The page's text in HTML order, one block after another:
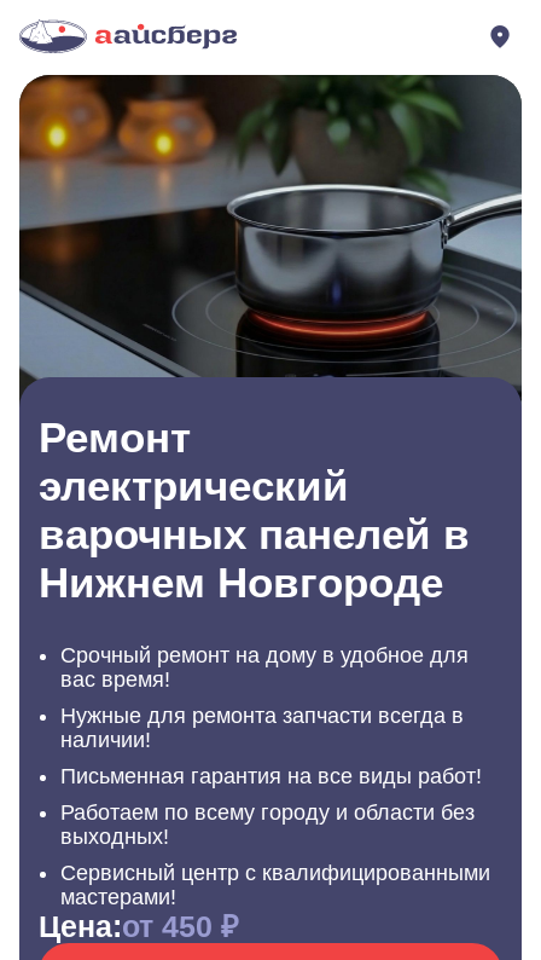
Ремонт
электрический
варочных панелей в
Нижнем Новгороде
Срочный ремонт на дому в удобное для
вас время!
Нужные для ремонта запчасти всегда в
наличии!
Письменная гарантия на все виды работ!
Работаем по всему городу и области без
выходных!
Сервисный центр с квалифицированными
мастерами!
Цена:от 450 ₽